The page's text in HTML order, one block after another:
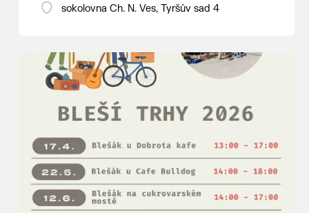
18:00 - ruční stavění máje
14:00 - krojový průvod pro stárky
od hostince “U Buvola”
16:00 - odpolední zábava na
sokolovně
K tanci a poslechu bude hrát DH
Lanžhotčané.
Těšíme se na Vás!
sokolovna Ch. N. Ves, Tyršův sad 4